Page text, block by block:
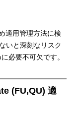
適用管理方法に検
いと深刻なリスク
必要不可欠です。
(FU,QU) 適